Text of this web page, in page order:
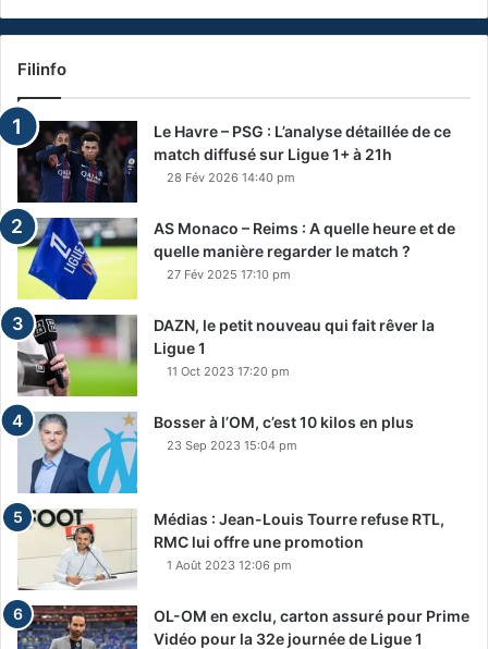
Filinfo
Le Havre – PSG : L’analyse détaillée de ce
match diffusé sur Ligue 1+ à 21h
28 Fév 2026 14:40 pm
AS Monaco – Reims : A quelle heure et de
quelle manière regarder le match ?
27 Fév 2025 17:10 pm
DAZN, le petit nouveau qui fait rêver la
Ligue 1
11 Oct 2023 17:20 pm
Bosser à l’OM, c’est 10 kilos en plus
23 Sep 2023 15:04 pm
Médias : Jean-Louis Tourre refuse RTL,
RMC lui offre une promotion
1 Août 2023 12:06 pm
OL-OM en exclu, carton assuré pour Prime
Vidéo pour la 32e journée de Ligue 1